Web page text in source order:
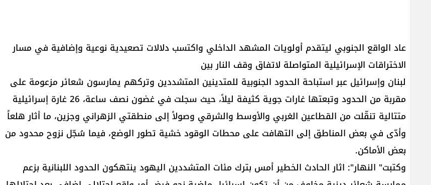
عاد الواقع الجنوبي ليتقدم أولويات المشهد الداخلي واكتسب دلالات تصعيدية نوعية وإضافية في مسار
الاختراقات الإسرائيلية المتواصلة لاتفاق وقف النار بين
لبنان وإسرائيل عبر استباحة الحدود الجنوبية للمتدينين المتشددين وتركهم يمارسون شعائر مزعومة على
مقربة من الحدود وتبعتها غارات جوية كثيفة ليلاً، حيث سجلت في غضون نصف ساعة، 26 غارة إسرائيلية
متتالية تنقّلت من القطاعين الغربي والأوسط والشرقي وصولاً إلى منطقتي الزهراني وجزين، ما أثار هلعاً
وأدّى في بعض المناطق إلى التهافت على محطات الوقود خشية تطور الوضع، فيما سُجّل نزوح محدود من
بعض الأماكن.
وكتبت" النهار": اثار الحادث الخطير أمس بترك مئات المتشددين اليهود ينتهكون الحدود اللبنانية بزعم